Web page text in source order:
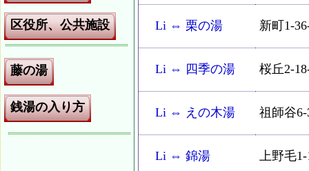
区役所、公共施設
藤の湯
銭湯の入り方
Li ⇔ 栗の湯 新町1-
Li ⇔ 四季の湯 桜丘2-
Li ⇔ えの木湯 祖師谷6-
Li ⇔ 錦湯 上野毛1-